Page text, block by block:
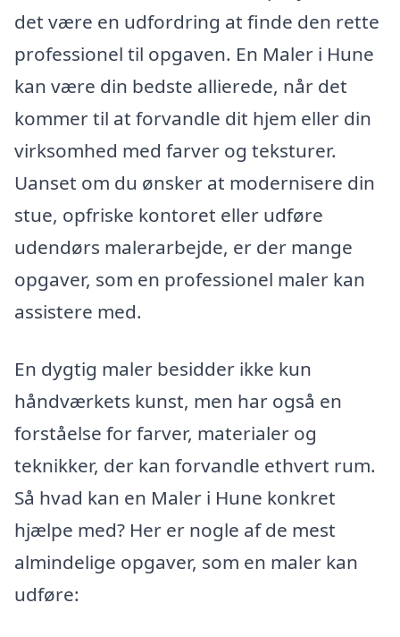
det være en udfordring at finde den rette
professionel til opgaven. En Maler i Hune
kan være din bedste allierede, når det
kommer til at forvandle dit hjem eller din
virksomhed med farver og teksturer.
Uanset om du ønsker at modernisere din
stue, opfriske kontoret eller udføre
udendørs malerarbejde, er der mange
opgaver, som en professionel maler kan
assistere med.
En dygtig maler besidder ikke kun
håndværkets kunst, men har også en
forståelse for farver, materialer og
teknikker, der kan forvandle ethvert rum.
Så hvad kan en Maler i Hune konkret
hjælpe med? Her er nogle af de mest
almindelige opgaver, som en maler kan
udføre: